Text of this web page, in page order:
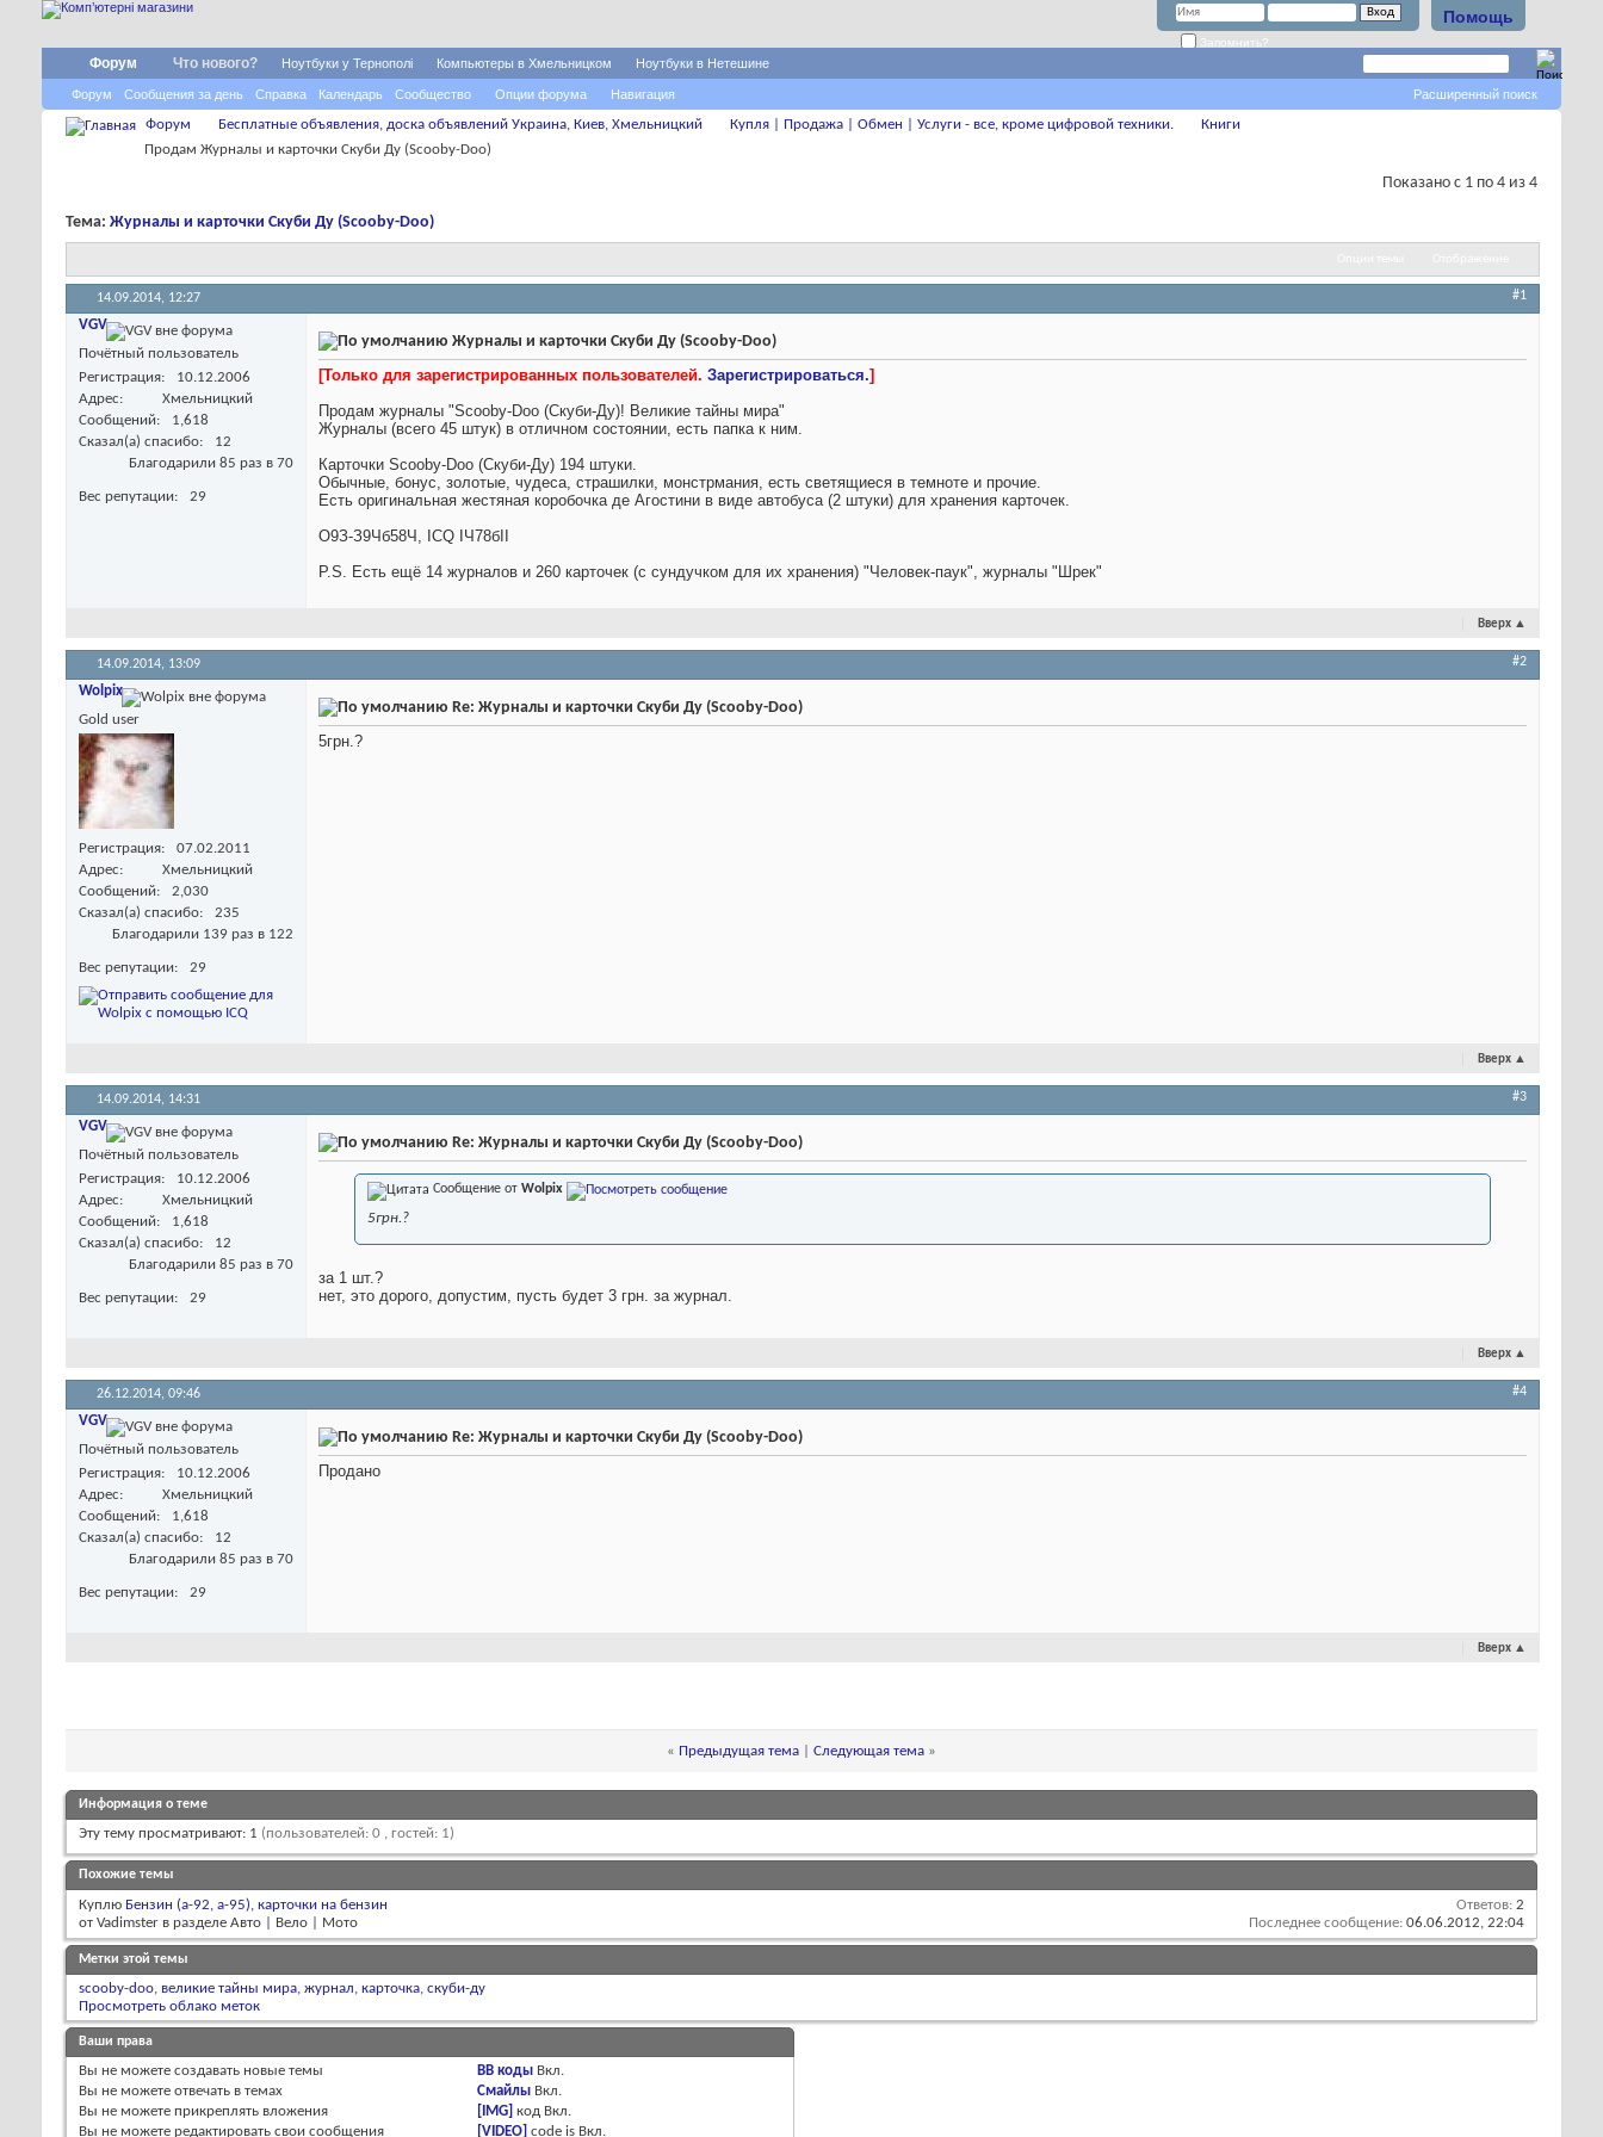
Помощь
Запомнить?
Форум
Форум Сообщения за день Справка Календарь Сообщество Опции форума Навигация
Что нового? Ноутбуки у Тернополі Компьютеры в Хмельницком Ноутбуки в Нетешине
Расширенный поиск
Форум Бесплатные объявления, доска объявлений Украина, Киев, Хмельницкий Купля | Продажа | Обмен | Услуги - все, кроме цифровой техники.
Книги
Продам Журналы и карточки Скуби Ду (Scooby-Doo)
Показано с 1 по 4 из 4
Тема: Журналы и карточки Скуби Ду (Scooby-Doo)
14.09.2014, 12:27 #1
VGV
Почётный пользователь
Регистрация
10.12.2006
Адрес
Хмельницкий
Сообщений
1,618
Сказал(а) спасибо
12
Благодарили 85 раз в 70
Вес репутации 29
Журналы и карточки Скуби Ду (Scooby-Doo)
[Только для зарегистрированных пользователей. Зарегистрироваться.]
Продам журналы "Scooby-Doo (Скуби-Ду)! Великие тайны мира"
Журналы (всего 45 штук) в отличном состоянии, есть папка к ним.
Карточки Scooby-Doo (Скуби-Ду) 194 штуки.
Обычные, бонус, золотые, чудеса, страшилки, монстрмания, есть светящиеся в темноте и прочие.
Есть оригинальная жестяная коробочка де Агостини в виде автобуса (2 штуки) для хранения карточек.
О9З-З9Чб58Ч, ICQ IЧ78бII
P.S. Есть ещё 14 журналов и 260 карточек (с сундучком для их хранения) "Человек-паук", журналы "Шрек"
Вверх ▲
14.09.2014, 13:09 #2
Wolpix
Gold user
Регистрация
07.02.2011
Адрес
Хмельницкий
Сообщений
2,030
Сказал(а) спасибо
235
Благодарили 139 раз в 122
Вес репутации 29
Re: Журналы и карточки Скуби Ду (Scooby-Doo)
5грн.?
Вверх ▲
14.09.2014, 14:31 #3
VGV
Почётный пользователь
Регистрация
10.12.2006
Адрес
Хмельницкий
Сообщений
1,618
Сказал(а) спасибо
12
Благодарили 85 раз в 70
Вес репутации 29
Re: Журналы и карточки Скуби Ду (Scooby-Doo)
Сообщение от Wolpix
5грн.?
за 1 шт.?
нет, это дорого, допустим, пусть будет 3 грн. за журнал.
Вверх ▲
26.12.2014, 09:46 #4
VGV
Почётный пользователь
Регистрация
10.12.2006
Адрес
Хмельницкий
Сообщений
1,618
Сказал(а) спасибо
12
Благодарили 85 раз в 70
Вес репутации 29
Re: Журналы и карточки Скуби Ду (Scooby-Doo)
Продано
Вверх ▲
« Предыдущая тема Следующая тема »
Информация о теме
Эту тему просматривают: 1 (пользователей: 0 , гостей: 1)
Похожие темы
Куплю Бензин (а-92, а-95), карточки на бензин
от Vadimster в разделе Авто | Вело | Мото
Ответов: 2
Последнее сообщение: 06.06.2012, 22:04
Метки этой темы
scooby-doo, великие тайны мира, журнал, карточка, скуби-ду
Просмотреть облако меток
Ваши права
Вы не можете создавать новые темы
Вы не можете отвечать в темах
Вы не можете прикреплять вложения
Вы не можете редактировать свои сообщения
BB коды Вкл.
Смайлы Вкл.
[IMG] код Вкл.
[VIDEO] code is Вкл.